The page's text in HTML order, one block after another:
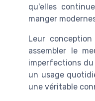
qu'elles
manger
Leur
assembler le
imperfections
un usage
une véritable